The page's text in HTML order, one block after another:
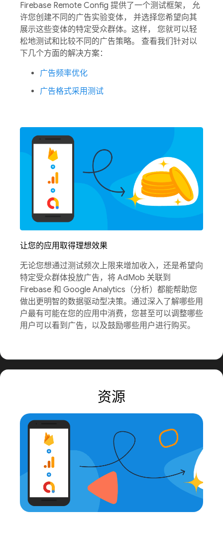
Firebase Remote Config 提供了一个测试框架， 允
许您创建不同的广告实验变体， 并选择您希望向其
展示这些变体的特定受众群体。这样， 您就可以轻
松地测试和比较不同的广告策略。 查看我们针对以
下几个方面的解决方案：
广告频率优化
广告格式采用测试
让您的应用取得理想效果
无论您想通过测试频次上限来增加收入，还是希望向
特定受众群体投放广告，将 AdMob 关联到
Firebase 和 Google Analytics（分析）都能帮助您
做出更明智的数据驱动型决策。通过深入了解哪些用
户最有可能在您的应用中消费，您甚至可以调整哪些
用户可以看到广告，以及鼓励哪些用户进行购买。
资源